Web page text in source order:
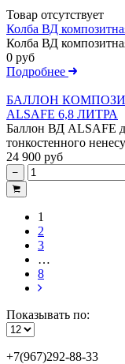
Товар отсутствует
Колба ВД
Колба ВД
0 руб
Подробнее
БАЛЛОН
ALSAFE 6,8 ЛИТРА
Баллон ВД ALSAFE
тонкостенного
24 900 руб
1
2
3
…
8
Показывать по:
+7(967)292-88-33